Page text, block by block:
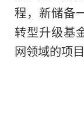
程，新储备
转型升级基
网领域的项